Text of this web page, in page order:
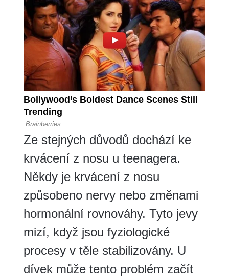
Ze stejných důvodů dochází ke
krvácení z nosu u teenagera.
Někdy je krvácení z nosu
způsobeno nervy nebo změnami
hormonální rovnováhy. Tyto jevy
mizí, když jsou fyziologické
procesy v těle stabilizovány. U
dívek může tento problém začít